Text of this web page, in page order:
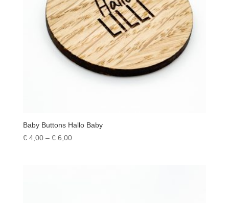
Baby Buttons Hallo Baby
€4,00 – €6,00Preisspanne: